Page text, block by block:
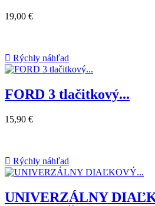
19,00 €
 Rýchly náhľad
FORD 3 tlačitkový...
15,90 €
 Rýchly náhľad
UNIVERZÁLNY